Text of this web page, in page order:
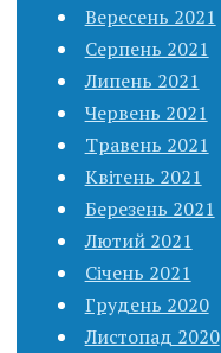
Вересень 2021
Серпень 2021
Липень 2021
Червень 2021
Травень 2021
Квітень 2021
Березень 2021
Лютий 2021
Січень 2021
Грудень 2020
Листопад 2020